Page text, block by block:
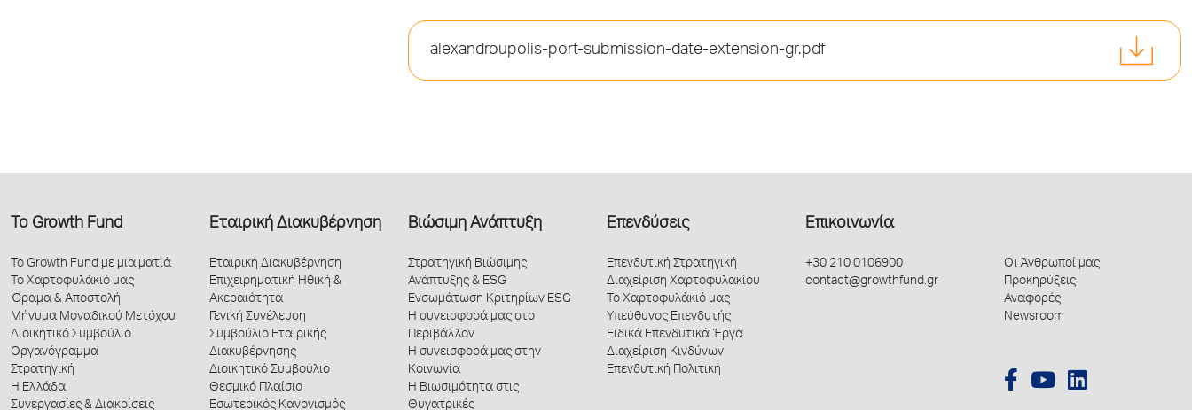
alexandroupolis-port-submission-date-extension-gr.pdf
Το Growth Fund
Το Growth Fund με μια ματιά
Το Χαρτοφυλάκιό μας
Όραμα & Αποστολή
Μήνυμα Μοναδικού Μετόχου
Διοικητικό Συμβούλιο
Οργανόγραμμα
Στρατηγική
Η Ελλάδα
Συνεργασίες & Διακρίσεις
Εταιρική Διακυβέρνηση
Εταιρική Διακυβέρνηση
Επιχειρηματική Ηθική &
Ακεραιότητα
Γενική Συνέλευση
Συμβούλιο Εταιρικής
Διακυβέρνησης
Διοικητικό Συμβούλιο
Θεσμικό Πλαίσιο
Εσωτερικός Κανονισμός
Βιώσιμη Ανάπτυξη
Στρατηγική Βιώσιμης
Ανάπτυξης & ESG
Ενσωμάτωση Κριτηρίων ESG
Η συνεισφορά μας στο
Περιβάλλον
Η συνεισφορά μας στην
Κοινωνία
Η Βιωσιμότητα στις
Θυγατρικές
Επενδύσεις
Επενδυτική Στρατηγική
Διαχείριση Χαρτοφυλακίου
Το Χαρτοφυλάκιό μας
Υπεύθυνος Επενδυτής
Ειδικά Επενδυτικά Έργα
Διαχείριση Κινδύνων
Επενδυτική Πολιτική
Επικοινωνία
+30 210 0106900
contact@growthfund.gr
Οι Άνθρωποί μας
Προκηρύξεις
Αναφορές
Newsroom